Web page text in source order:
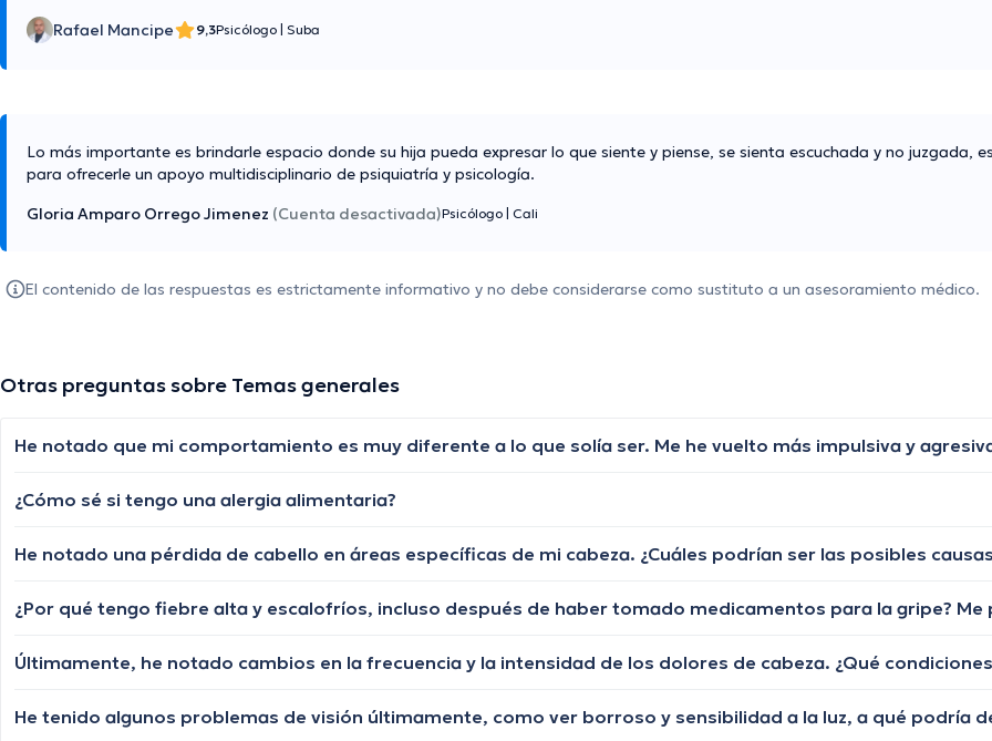
Rafael Mancipe 9,3Psicólogo Suba
Lo más importante es brindarle espacio donde su hija pueda expresar lo que siente y piense, se sienta escuchada y no juzgada,
para ofrecerle un apoyo multidisciplinario de psiquiatría y psicología.
Gloria Amparo Orrego Jimenez (Cuenta desactivada)Psicólogo Cali
El contenido de las respuestas es estrictamente informativo y no debe considerarse como sustituto a un asesoramiento médico.
Otras preguntas sobre Temas generales
¿Cómo sé si tengo una alergia alimentaria?